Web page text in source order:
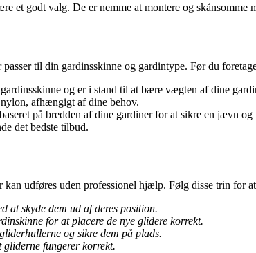
et godt valg. De er nemme at montere og
til din gardinsskinne og gardintype. Før du
og er i stand til at bære vægten af dine
afhængigt af dine behov.
på bredden af dine gardiner for at sikre en jævn
det bedste tilbud.
udføres uden professionel hjælp. Følg disse trin for
at skyde dem ud af deres position.
for at placere de nye glidere korrekt.
og sikre dem på plads.
gliderne fungerer korrekt.